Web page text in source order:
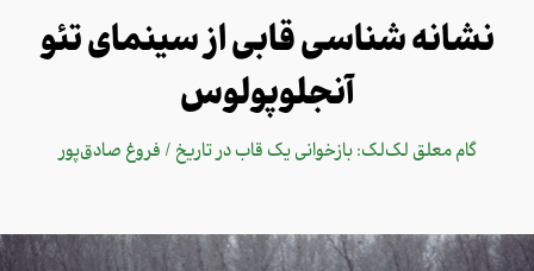
نشانه‌ شناسی قابی از سینمای تئو
آنجلوپولوس
گام معلق لک‌لک: بازخوانی یک قاب در تاریخ / فروغ صادق‌پور